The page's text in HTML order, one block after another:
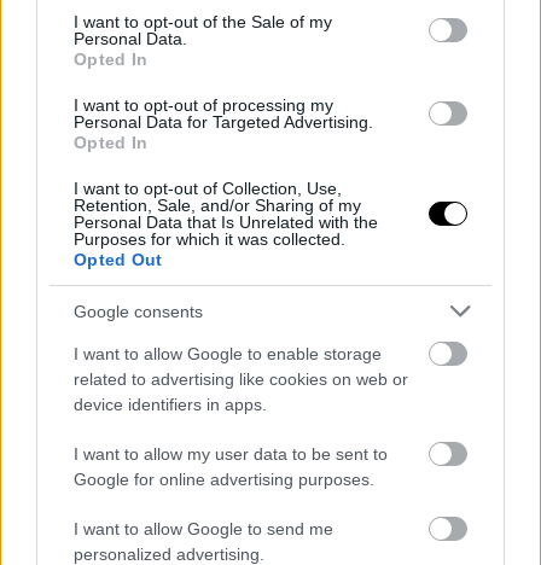
consent section.
I want to opt-out of the Sale of my
Personal Data.
Opted In
I want to opt-out of processing my
Personal Data for Targeted Advertising.
Opted In
I want to opt-out of Collection, Use,
Retention, Sale, and/or Sharing of my
Personal Data that Is Unrelated with the
Purposes for which it was collected.
Opted Out
Google consents
I want to allow Google to enable storage
related to advertising like cookies on web or
device identifiers in apps.
I want to allow my user data to be sent to
Google for online advertising purposes.
I want to allow Google to send me
personalized advertising.
ΣΗΜΕΡΑ
Games του αρχικού Xbox διαθέσιμα και
Τίτλοι ηλικίας 20 ετών ίσως δεν ενθουσιάσουν τους PC gamers,
όμως είναι ενδιαφέροντες για άλλον, διαφορετικό λόγο
ΣΤΟ ΠΡΟΣΚΗΝΙΟ